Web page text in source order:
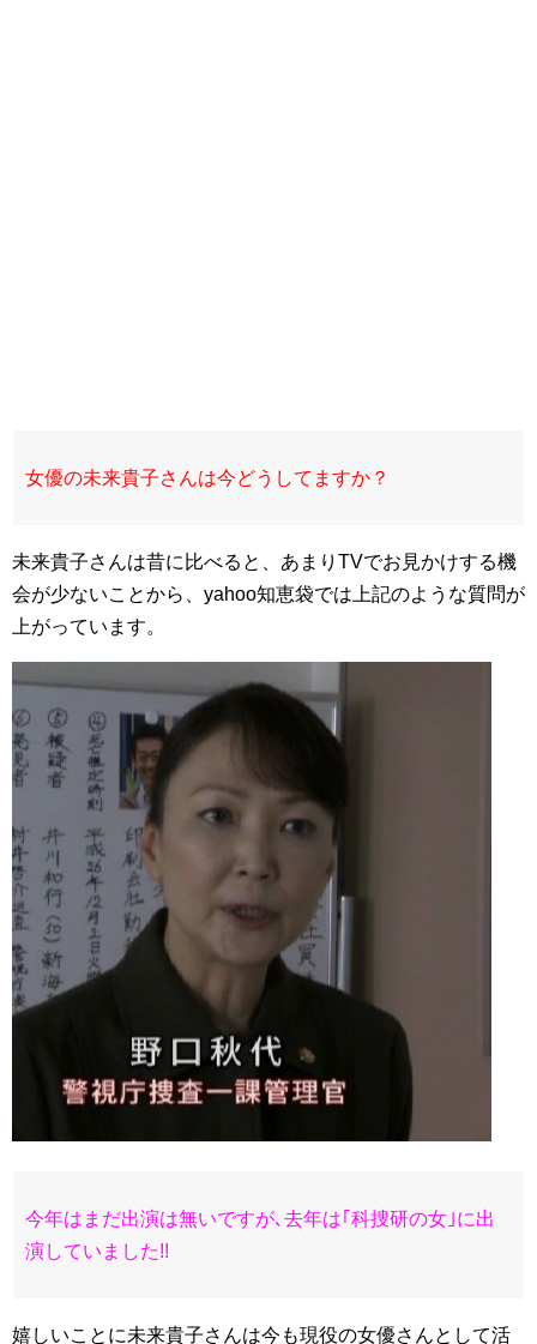
女優の未来貴子さんは今どうしてますか？
未来貴子さんは昔に比べると、あまりTVでお見かけする機
会が少ないことから、yahoo知恵袋では上記のような質問が
上がっています。
今年はまだ出演は無いですが､去年は｢ 科捜研の女 ｣に出
演していました!!
嬉しいことに未来貴子さんは今も現役の女優さんとして活